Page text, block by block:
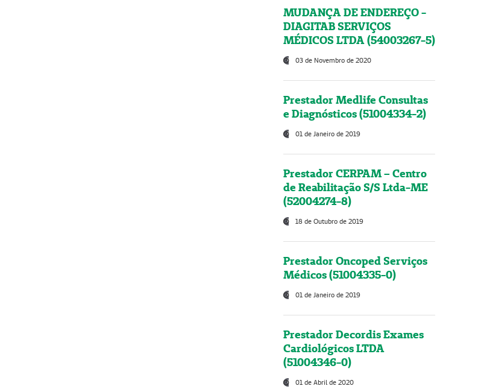
MUDANÇA DE ENDEREÇO -
DIAGITAB SERVIÇOS
MÉDICOS LTDA (54003267-5)
03 de Novembro de 2020
Prestador Medlife Consultas
e Diagnósticos (51004334-2)
01 de Janeiro de 2019
Prestador CERPAM – Centro
de Reabilitação S/S Ltda-ME
(52004274-8)
18 de Outubro de 2019
Prestador Oncoped Serviços
Médicos (51004335-0)
01 de Janeiro de 2019
Prestador Decordis Exames
Cardiológicos LTDA
(51004346-0)
01 de Abril de 2020